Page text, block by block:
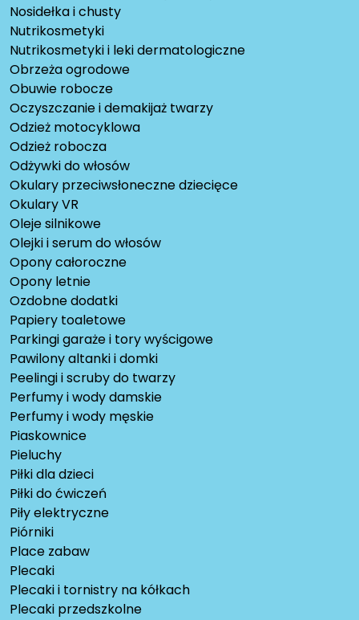
Nosidełka i chusty
Nutrikosmetyki
Nutrikosmetyki i leki dermatologiczne
Obrzeża ogrodowe
Obuwie robocze
Oczyszczanie i demakijaż twarzy
Odzież motocyklowa
Odzież robocza
Odżywki do włosów
Okulary przeciwsłoneczne dziecięce
Okulary VR
Oleje silnikowe
Olejki i serum do włosów
Opony całoroczne
Opony letnie
Ozdobne dodatki
Papiery toaletowe
Parkingi garaże i tory wyścigowe
Pawilony altanki i domki
Peelingi i scruby do twarzy
Perfumy i wody damskie
Perfumy i wody męskie
Piaskownice
Pieluchy
Piłki dla dzieci
Piłki do ćwiczeń
Piły elektryczne
Piórniki
Place zabaw
Plecaki
Plecaki i tornistry na kółkach
Plecaki przedszkolne